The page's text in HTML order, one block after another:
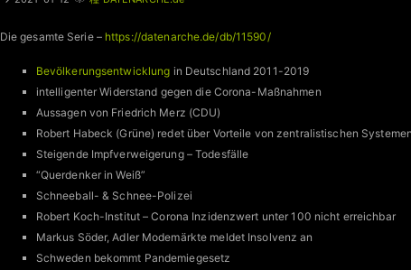
Die gesamte Serie – https://datenarche.de/db/11590/
Bevölkerungsentwicklung in Deutschland 2011-2019
intelligenter Widerstand gegen die Corona-Maßnahmen
Aussagen von Friedrich Merz (CDU)
Robert Habeck (Grüne) redet über Vorteile von zentralistischen
Steigende Impfverweigerung – Todesfälle
“Querdenker in Weiß”
Schneeball- & Schnee-Polizei
Robert Koch-Institut – Corona Inzidenzwert unter 100 nicht erreichbar
Markus Söder, Adler Modemärkte meldet Insolvenz an
Schweden bekommt Pandemiegesetz